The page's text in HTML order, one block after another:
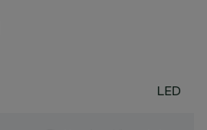
LED